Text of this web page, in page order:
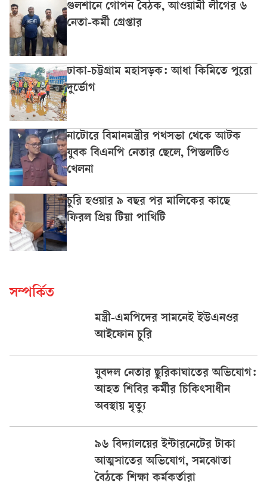
গুলশানে গোপন বৈঠক, আওয়ামী লীগের ৬
নেতা-কর্মী গ্রেপ্তার
ঢাকা-চট্টগ্রাম মহাসড়ক: আধা কিমিতে পুরো
দুর্ভোগ
নাটোরে বিমানমন্ত্রীর পথসভা থেকে আটক
যুবক বিএনপি নেতার ছেলে, পিস্তলটিও
খেলনা
চুরি হওয়ার ৯ বছর পর মালিকের কাছে
ফিরল প্রিয় টিয়া পাখিটি
সম্পর্কিত
মন্ত্রী-এমপিদের সামনেই ইউএনওর
আইফোন চুরি
যুবদল নেতার ছুরিকাঘাতের অভিযোগ:
আহত শিবির কর্মীর চিকিৎসাধীন
অবস্থায় মৃত্যু
৯৬ বিদ্যালয়ের ইন্টারনেটের টাকা
আত্মসাতের অভিযোগ, সমঝোতা
বৈঠকে শিক্ষা কর্মকর্তারা